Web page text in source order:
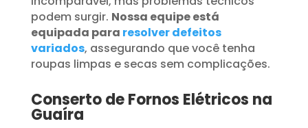
podem surgir. Nossa equipe está
equipada para resolver defeitos
variados, assegurando que você tenha
roupas limpas e secas sem complicações.
Conserto de Fornos Elétricos na
Guaíra